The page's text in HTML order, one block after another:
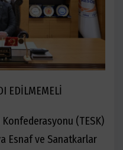
EDİLMEMELİ
(TESK)
Esnaf ve Sanatkarlar